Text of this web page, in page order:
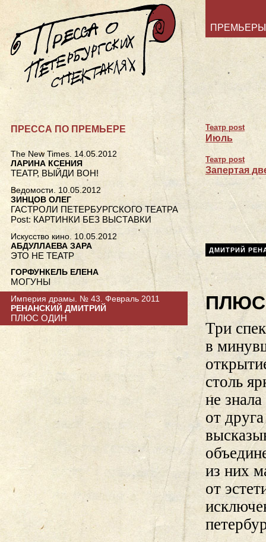
ПРЕМЬЕРЫ
Театр post
Июль
Театр post
Запертая
ДМИТРИЙ
Три
в
столь
не
от
из них
от
ПРЕССА ПО ПРЕМЬЕРЕ
The New Times. 14.05.2012
ЛАРИНА КСЕНИЯ
ТЕАТР, ВЫЙДИ ВОН!
Ведомости. 10.05.2012
ЗИНЦОВ ОЛЕГ
ГАСТРОЛИ ПЕТЕРБУРГСКОГО ТЕАТРА
Post: КАРТИНКИ БЕЗ ВЫСТАВКИ
Искусство кино. 10.05.2012
АБДУЛЛАЕВА ЗАРА
ЭТО НЕ ТЕАТР
ГОРФУНКЕЛЬ ЕЛЕНА
МОГУНЫ
Империя драмы. № 43. Февраль 2011
РЕНАНСКИЙ ДМИТРИЙ
ПЛЮС ОДИН